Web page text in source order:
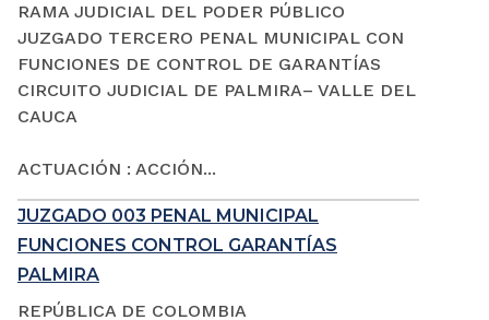
RAMA JUDICIAL DEL PODER PÚBLICO
JUZGADO TERCERO PENAL MUNICIPAL CON
FUNCIONES DE CONTROL DE GARANTÍAS
CIRCUITO JUDICIAL DE PALMIRA– VALLE DEL
CAUCA
ACTUACIÓN : ACCIÓN...
JUZGADO 003 PENAL MUNICIPAL
FUNCIONES CONTROL GARANTÍAS
PALMIRA
REPÚBLICA DE COLOMBIA